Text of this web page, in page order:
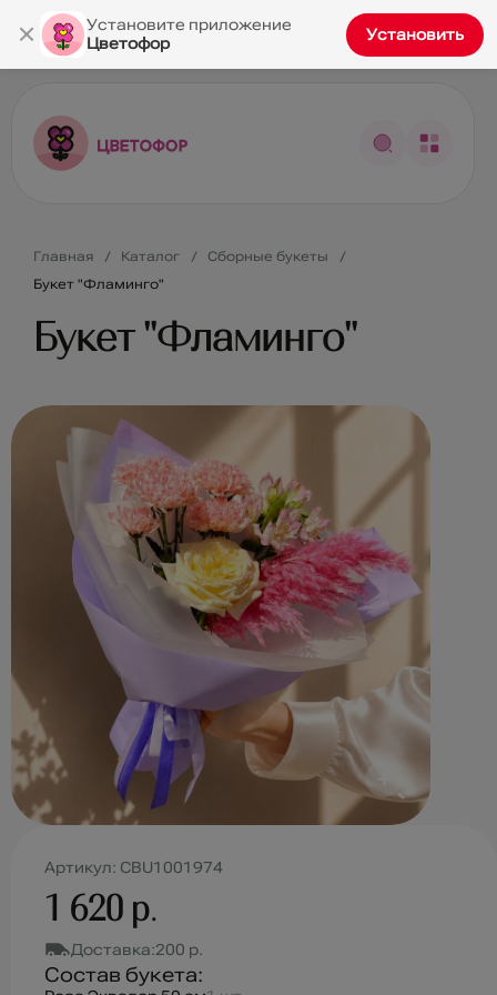
Главная Каталог
Сборные букеты
Букет "Фламинго"
Букет "Фламинго"
Артикул: CBU1001974
1 620 р.
Доставка:200 р.
Состав букета:
×
Установите приложение
Цветофор
Установить